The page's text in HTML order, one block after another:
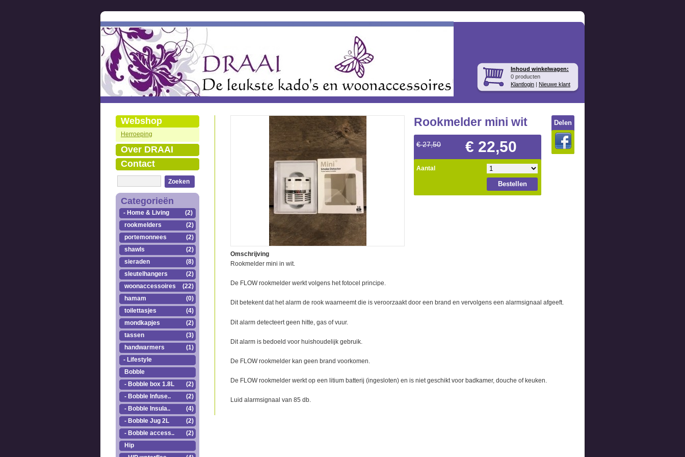
Inhoud winkelwagen:
0 producten
Klantlogin | Nieuwe klant
Webshop
Herroeping
Over DRAAI
Contact
Zoeken
Categorieën
- Home & Living
(2)
rookmelders
(2)
portemonnees
(2)
shawls
(2)
sieraden
(8)
sleutelhangers
(2)
woonaccessoires
(22)
hamam
(0)
toilettasjes
(4)
mondkapjes
(2)
tassen
(3)
handwarmers
(1)
- Lifestyle
Bobble
- Bobble box 1.8L
(2)
- Bobble Infuse..
(2)
- Bobble Insula..
(4)
- Bobble Jug 2L
(2)
- Bobble access..
(2)
Hip
Rookmelder mini wit
€ 27,50 € 22,50
Aantal
Bestellen
Delen
Omschrijving
Rookmelder mini in wit.
De FLOW rookmelder werkt volgens het fotocel principe.
Dit betekent dat het alarm de rook waarneemt die is veroorzaakt door een brand en vervolgens een alarmsignaal afgeeft.
Dit alarm detecteert geen hitte, gas of vuur.
Dit alarm is bedoeld voor huishoudelijk gebruik.
De FLOW rookmelder kan geen brand voorkomen.
De FLOW rookmelder werkt op een litium batterij (ingesloten) en is niet geschikt voor badkamer, douche of keuken.
Luid alarmsignaal van 85 db.